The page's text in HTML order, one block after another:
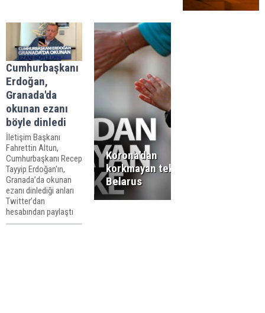
Cumhurbaşkanı
Erdoğan,
Granada'da
okunan ezanı
böyle dinledi
İletişim Başkanı
Fahrettin Altun,
Cumhurbaşkanı Recep
Tayyip Erdoğan'ın,
Granada’da okunan
ezanı dinlediği anları
Twitter’dan
hesabından paylaştı
Korona'dan
korkmayan tek ülke:
Belarus